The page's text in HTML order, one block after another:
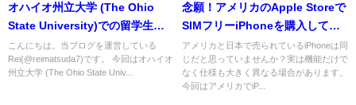
オハイオ州立大学 (The Ohio
State University)での留学生活
を現地から紹介
こんにちは。当ブログを運営している
Rei(@reimatsuda7)です。 今回はオハイオ
州立大学 (The Ohio State Univ...
念願！アメリカのApple Storeで
SIMフリーiPhoneを購入してみ
た。
アメリカと日本で売られているiPhoneは同
じだと思っていませんか？実は機能だけで
なく仕様も大きく異なる場合があります。
今回はアメリカでiP...